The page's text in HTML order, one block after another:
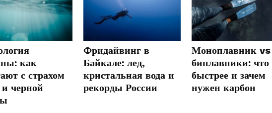
как
с страхом
черной
Фридайвинг в
Байкале: лед,
кристальная вода и
рекорды России
Моноплавник vs
биплавники: что
быстрее и зачем
нужен карбон